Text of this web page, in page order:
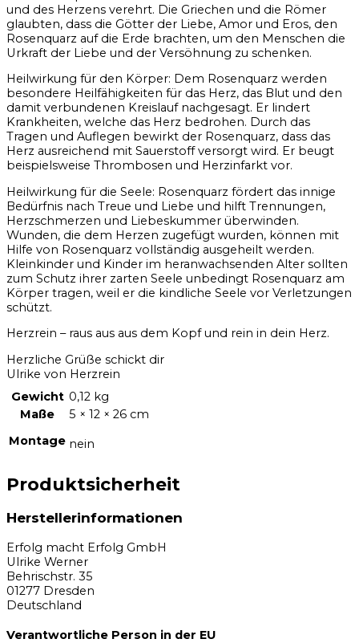
und des Herzens verehrt. Die Griechen und die Römer
glaubten, dass die Götter der Liebe, Amor und Eros, den
Rosenquarz auf die Erde brachten, um den Menschen die
Urkraft der Liebe und der Versöhnung zu schenken.
Heilwirkung für den Körper: Dem Rosenquarz werden
besondere Heilfähigkeiten für das Herz, das Blut und den
damit verbundenen Kreislauf nachgesagt. Er lindert
Krankheiten, welche das Herz bedrohen. Durch das
Tragen und Auflegen bewirkt der Rosenquarz, dass das
Herz ausreichend mit Sauerstoff versorgt wird. Er beugt
beispielsweise Thrombosen und Herzinfarkt vor.
Heilwirkung für die Seele: Rosenquarz fördert das innige
Bedürfnis nach Treue und Liebe und hilft Trennungen,
Herzschmerzen und Liebeskummer überwinden.
Wunden, die dem Herzen zugefügt wurden, können mit
Hilfe von Rosenquarz vollständig ausgeheilt werden.
Kleinkinder und Kinder im heranwachsenden Alter sollten
zum Schutz ihrer zarten Seele unbedingt Rosenquarz am
Körper tragen, weil er die kindliche Seele vor Verletzungen
schützt.
Herzrein – raus aus aus dem Kopf und rein in dein Herz.
Herzliche Grüße schickt dir
Ulrike von Herzrein
Gewicht 0,12 kg
Maße
5 × 12 × 26 cm
Montage nein
Produktsicherheit
Herstellerinformationen
Erfolg macht Erfolg GmbH
Ulrike Werner
Behrischstr. 35
01277 Dresden
Deutschland
Verantwortliche Person in der EU